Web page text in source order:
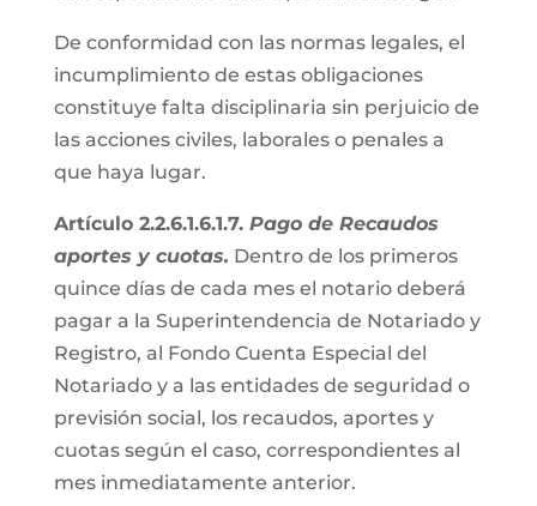
De conformidad con las normas legales, el
incumplimiento de estas obligaciones
constituye falta disciplinaria sin perjuicio de
las acciones civiles, laborales o penales a
que haya lugar.
Artículo 2.2.6.1.6.1.7. Pago de Recaudos
aportes y cuotas. Dentro de los primeros
quince días de cada mes el notario deberá
pagar a la Superintendencia de Notariado y
Registro, al Fondo Cuenta Especial del
Notariado y a las entidades de seguridad o
previsión social, los recaudos, aportes y
cuotas según el caso, correspondientes al
mes inmediatamente anterior.